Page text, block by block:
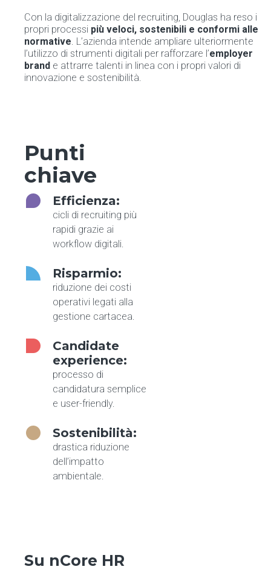
Con la digitalizzazione del recruiting, Douglas ha reso i
propri processi più veloci, sostenibili e conformi alle
normative. L’azienda intende ampliare ulteriormente
l’utilizzo di strumenti digitali per rafforzare l’employer
brand e attrarre talenti in linea con i propri valori di
innovazione e sostenibilità.
Punti
chiave
Efficienza:
cicli di recruiting più
rapidi grazie ai
workflow digitali.
Risparmio:
riduzione dei costi
operativi legati alla
gestione cartacea.
Candidate
experience:
processo di
candidatura semplice
e user-friendly.
Sostenibilità:
drastica riduzione
dell’impatto
ambientale.
Su nCore HR